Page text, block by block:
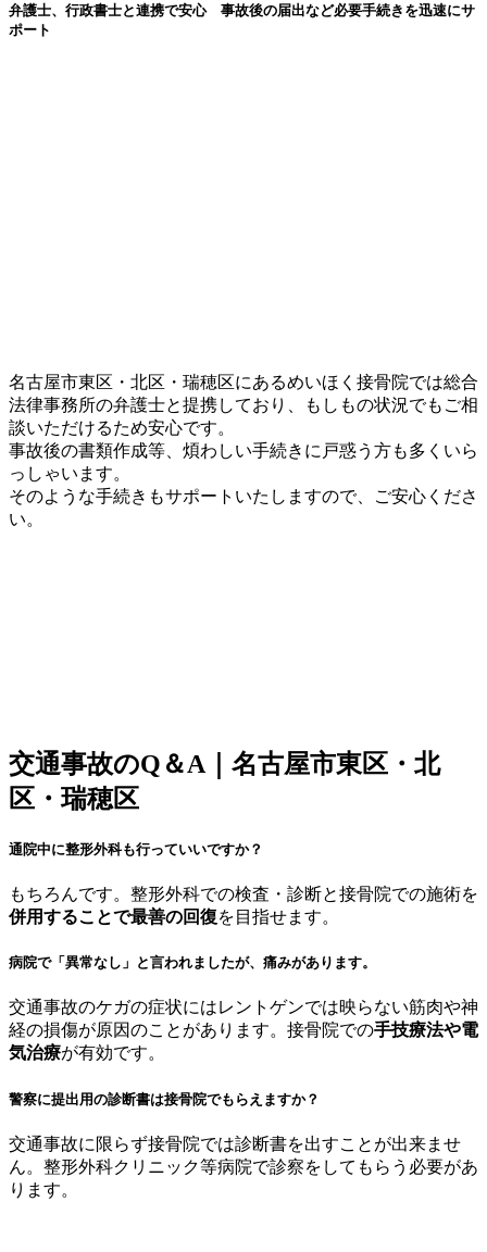
弁護士、行政書士と連携で安心 事故後の届出など必要手続きを迅速にサ
ポート
名古屋市東区・北区・瑞穂区にあるめいほく接骨院では総合
法律事務所の弁護士と提携しており、もしもの状況でもご相
談いただけるため安心です。
事故後の書類作成等、煩わしい手続きに戸惑う方も多くいら
っしゃいます。
そのような手続きもサポートいたしますので、ご安心くださ
い。
交通事故のQ＆A｜名古屋市東区・北
区・瑞穂区
通院中に整形外科も行っていいですか？
もちろんです。整形外科での検査・診断と接骨院での施術を
併用することで最善の回復を目指せます。
病院で「異常なし」と言われましたが、痛みがあります。
交通事故のケガの症状にはレントゲンでは映らない筋肉や神
経の損傷が原因のことがあります。接骨院での手技療法や電
気治療が有効です。
警察に提出用の診断書は接骨院でもらえますか？
交通事故に限らず接骨院では診断書を出すことが出来ませ
ん。整形外科クリニック等病院で診察をしてもらう必要があ
ります。